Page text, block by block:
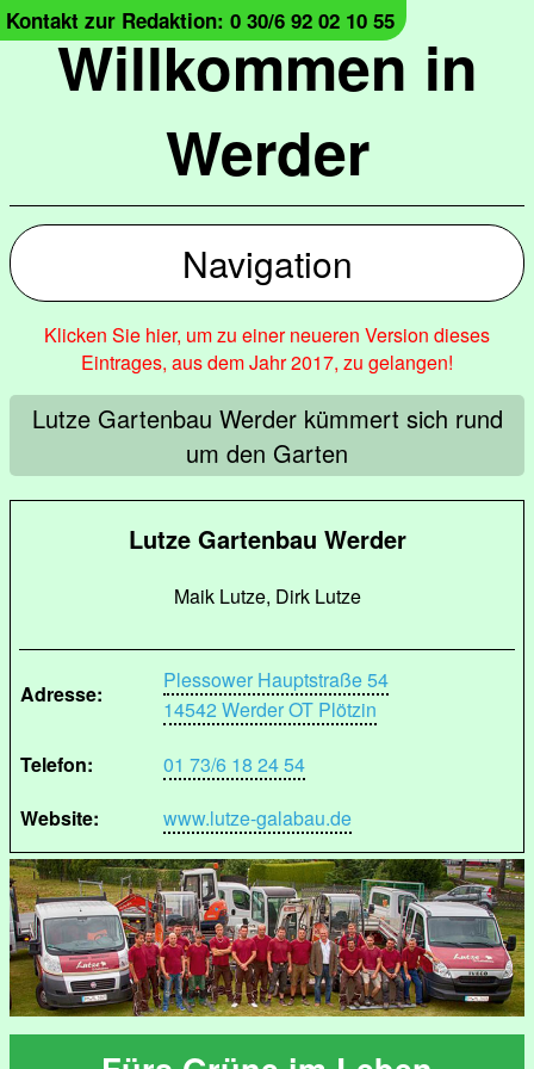
Willkommen in
Werder
Kontakt zur Redaktion: 0 30/6 92 02 10 55
Navigation
Klicken Sie hier, um zu einer neueren Version dieses
Eintrages, aus dem Jahr 2017, zu gelangen!
Lutze Gartenbau Werder kümmert sich rund
um den Garten
Lutze Gartenbau Werder
Maik Lutze, Dirk Lutze
Adresse:
Plessower Hauptstraße 54
14542 Werder OT Plötzin
Telefon:
01 73/6 18 24 54
Website:
www.lutze-galabau.de